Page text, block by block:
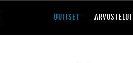
UUTISET ARVOSTELUT